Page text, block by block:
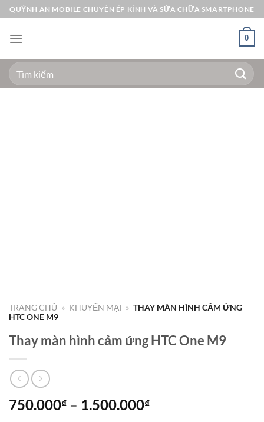
Bỏ
qua
nội
QUỲNH AN MOBILE CHUYÊN ÉP KÍNH VÀ SỬA CHỮA SMARTPHONE
0
Tìm
kiếm:
TRANG CHỦ » KHUYẾN MẠI » THAY MÀN HÌNH CẢM ỨNG
HTC ONE M9
Thay màn hình cảm ứng HTC One M9
750.000₫ – 1.500.000₫Khoảng